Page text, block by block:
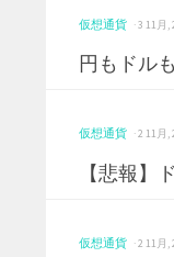
仮想通貨 · 3 11月,
円もドル
仮想通貨 · 2 11月,
【悲報】
仮想通貨 · 2 11月,